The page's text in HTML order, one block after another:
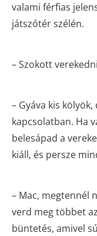
valami férfias
játszótér szélén.
– Szokott
– Gyáva kis
kapcsolatban. Ha
belesápad a
kiáll, és persze
– Mac, megtennél
verd meg többet
büntetés, amivel